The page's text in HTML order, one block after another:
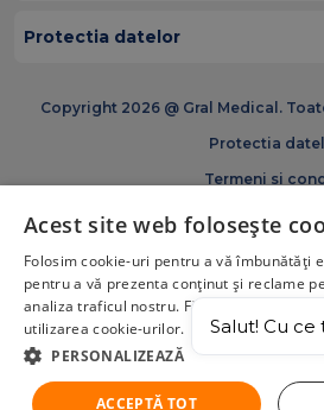
Protectia datelor
Copyright 2026 @ Gral Medical.
Protectia
Termeni si
Politica de
Salut! Cu ce
Acest site web folosește
Folosim cookie-uri pentru a vă îmbunătăți
pentru a vă prezenta conținut și reclame
analiza traficul nostru. Făcând click pe
utilizarea cookie-urilor.
PERSONALIZEAZĂ
ACCEPTĂ TOT